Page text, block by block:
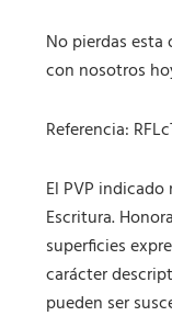
No pierdas
con nosotros
Referencia:
El PVP
Escritura.
superficies
carácter
pueden ser